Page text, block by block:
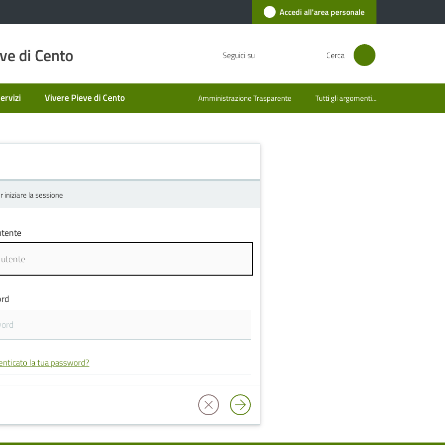
Accedi all'area personale
di Cento Seguici su Cerca
Vivere Pieve di Cento Amministrazione Trasparente Tutti gli argomenti...
iniziare la sessione
la tua password?